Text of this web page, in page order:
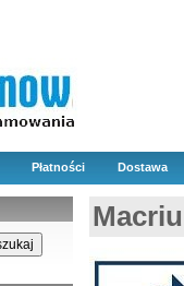
Płatności Dostawa